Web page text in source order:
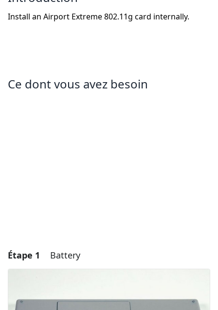
Install an Airport Extreme 802.11g card internally.
Ce dont vous avez besoin
Étape 1 Battery